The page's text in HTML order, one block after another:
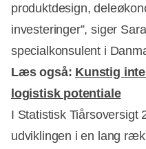
produktdesign,
investeringer”, siger
specialkonsulent i
Læs også: Kunstig
logistisk potentiale
I Statistisk Tiårsoversigt
udviklingen i en lang